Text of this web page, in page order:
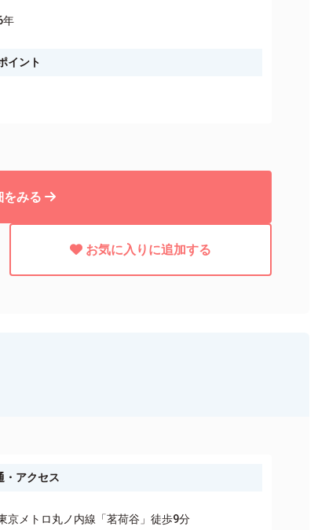
年
イント
をみる
お気に入りに追加する
・アクセス
京メトロ丸ノ内線「茗荷谷」徒歩9分